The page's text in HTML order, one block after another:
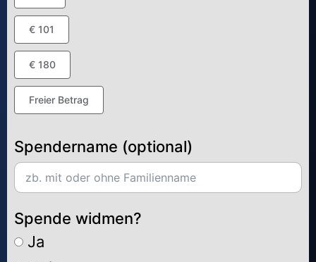
€ 101
€ 180
Freier Betrag
Spendername (optional)
Spende widmen?
Ja